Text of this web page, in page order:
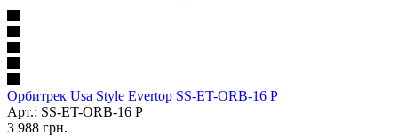
Орбитрек Usa Style Evertop SS-ET-ORB-16 P
Арт.: SS-ET-ORB-16 P
3 988 грн.